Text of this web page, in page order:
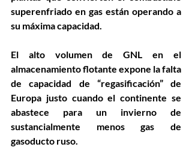
superenfriado en gas están operando a
su máxima capacidad.
El alto volumen de GNL en el
almacenamiento flotante expone la falta
de capacidad de “regasificación” de
Europa justo cuando el continente se
abastece para un invierno de
sustancialmente menos gas de
gasoducto ruso.